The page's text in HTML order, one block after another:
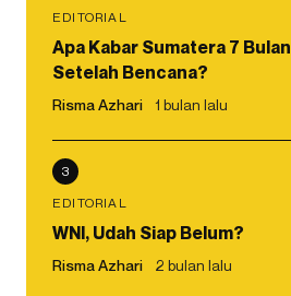
EDITORIAL
Apa Kabar Sumatera 7 Bulan
Setelah Bencana?
Risma Azhari 1 bulan lalu
3
EDITORIAL
WNI, Udah Siap Belum?
Risma Azhari 2 bulan lalu